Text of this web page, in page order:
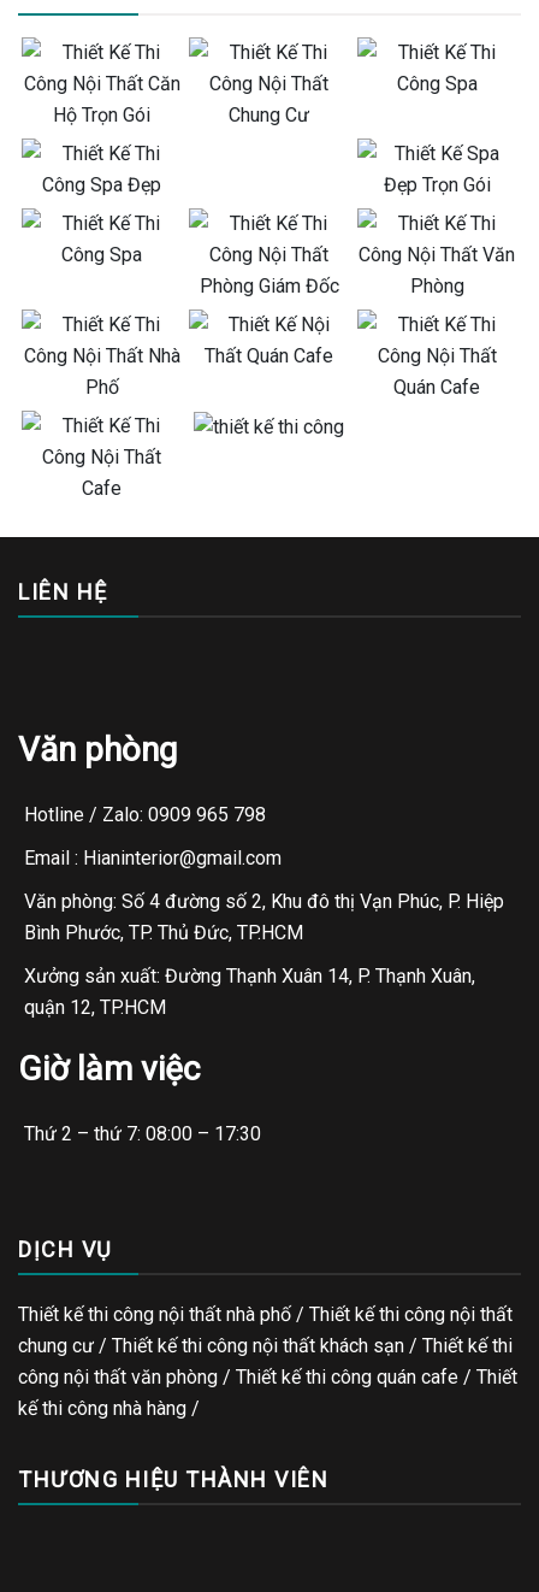
LIÊN HỆ
Văn phòng
Hotline / Zalo: 0909 965 798
Email : Hianinterior@gmail.com
Văn phòng: Số 4 đường số 2, Khu đô thị Vạn Phúc, P. Hiệp
Bình Phước, TP. Thủ Đức, TP.HCM
Xưởng sản xuất: Đường Thạnh Xuân 14, P. Thạnh Xuân,
quận 12, TP.HCM
Giờ làm việc
Thứ 2 – thứ 7: 08:00 – 17:30
DỊCH VỤ
Thiết kế thi công nội thất nhà phố / Thiết kế thi công nội thất
chung cư / Thiết kế thi công nội thất khách sạn / Thiết kế thi
công nội thất văn phòng / Thiết kế thi công quán cafe / Thiết
kế thi công nhà hàng /
THƯƠNG HIỆU THÀNH VIÊN